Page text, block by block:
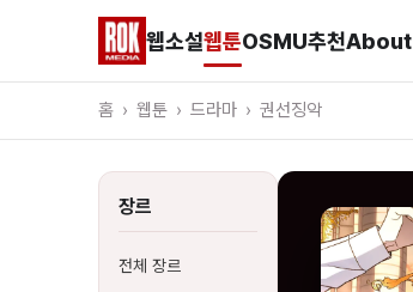
웹소설웹툰OSMU추천About
홈 › 웹툰 › 드라마 › 권선징악
장르
전체 장르